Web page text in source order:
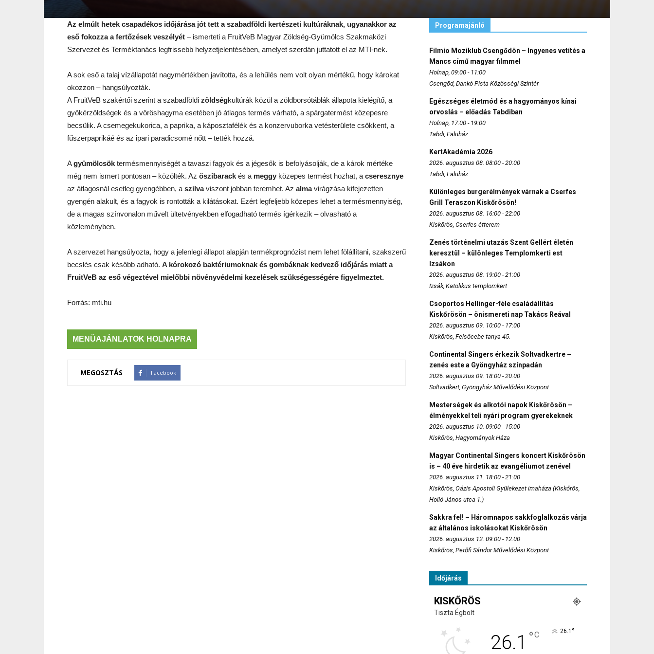
Az elmúlt hetek csapadékos időjárása jót tett a szabadföldi kertészeti kultúráknak, ugyanakkor az
eső fokozza a fertőzések veszélyét – ismerteti a FruitVeB Magyar Zöldség-Gyümölcs Szakmaközi
Szervezet és Terméktanács legfrissebb helyzetjelentésében, amelyet szerdán juttatott el az MTI-nek.
A sok eső a talaj vízállapotát nagymértékben javította, és a lehűlés nem volt olyan mértékű, hogy károkat
okozzon – hangsúlyozták.
A FruitVeB szakértői szerint a szabadföldi zöldségkultúrák közül a zöldborsótáblák állapota kielégítő, a
gyökérzöldségek és a vöröshagyma esetében jó átlagos termés várható, a spárgatermést közepesre
becsülik. A csemegekukorica, a paprika, a káposztafélék és a konzervuborka vetésterülete csökkent, a
fűszerpaprikáé és az ipari paradicsomé nőtt – tették hozzá.
Agyümölcsök termésmennyiségét a tavaszi fagyok és a jégesők is befolyásolják, de a károk mértéke
még nem ismert pontosan – közölték. Az őszibarack és a meggy közepes termést hozhat, a cseresznye
az átlagosnál esetleg gyengébben, a szilvaviszont jobban teremhet. Az almavirágzása kifejezetten
gyengén alakult, és a fagyok is rontották a kilátásokat. Ezért legfeljebb közepes lehet a termésmennyiség,
de a magas színvonalon művelt ültetvényekben elfogadható termés ígérkezik – olvasható a
közleményben.
A szervezet hangsúlyozta, hogy a jelenlegi állapot alapján termékprognózist nem lehet fölállítani, szakszerű
becslés csak később adható. A kórokozó baktériumoknak és gombáknak kedvező időjárás miatt a
FruitVeB az eső végeztével mielőbbi növényvédelmi kezelések szükségességére figyelmeztet.
Forrás: mti.hu
MENÜAJÁNLATOK HOLNAPRA
MEGOSZTÁS Facebook
Programajánló
Filmio Moziklub Csengődön – Ingyenes vetítés a
Mancs című magyar filmmel
Holnap, 09:00 - 11:00
Csengőd, Dankó Pista Közösségi Színtér
Egészséges életmód és a hagyományos kínai
orvoslás – előadás Tabdiban
Holnap, 17:00 - 19:00
Tabdi, Faluház
KertAkadémia 2026
2026. augusztus 08. 08:00 - 20:00
Tabdi, Faluház
Különleges burgerélmények várnak a Cserfes
Grill Teraszon Kiskőrösön!
2026. augusztus 08. 16:00 - 22:00
Kiskőrös, Cserfes étterem
Zenés történelmi utazás Szent Gellért életén
keresztül – különleges Templomkerti est
Izsákon
2026. augusztus 08. 19:00 - 21:00
Izsák, Katolikus templomkert
Csoportos Hellinger-féle családállítás
Kiskőrösön – önismereti nap Takács Reával
2026. augusztus 09. 10:00 - 17:00
Kiskőrös, Felsőcebe tanya 45.
Continental Singers érkezik Soltvadkertre –
zenés este a Gyöngyház színpadán
2026. augusztus 09. 18:00 - 20:00
Soltvadkert, Gyöngyház Művelődési Központ
Mesterségek és alkotói napok Kiskőrösön –
élményekkel teli nyári program gyerekeknek
2026. augusztus 10. 09:00 - 15:00
Kiskőrös, Hagyományok Háza
Magyar Continental Singers koncert Kiskőrösön
is – 40 éve hirdetik az evangéliumot zenével
2026. augusztus 11. 18:00 - 21:00
Kiskőrös, Oázis Apostoli Gyülekezet imaháza (Kiskőrös,
Holló János utca 1.)
Sakkra fel! – Háromnapos sakkfoglalkozás várja
az általános iskolásokat Kiskőrösön
2026. augusztus 12. 09:00 - 12:00
Kiskőrös, Petőfi Sándor Művelődési Központ
Időjárás
KISKŐRÖS
Tiszta Égbolt
26.1 °C 26.1 °